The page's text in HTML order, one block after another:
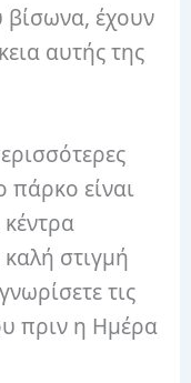
έχουν
αυτής της
πάρκο είναι
στιγμή
τις
πριν η Ημέρα